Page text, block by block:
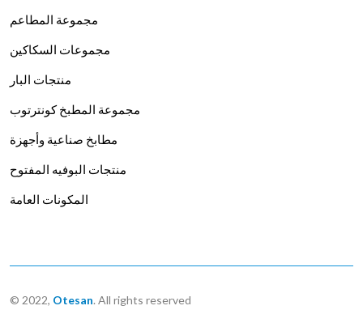
مجموعة المطاعم
مجموعات السكاكين
منتجات البار
مجموعة المطبخ كونترتوب
مطابخ صناعية وأجهزة
منتجات البوفيه المفتوح
المكونات العامة
© 2022, Otesan. All rights reserved